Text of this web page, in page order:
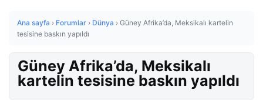
Ana sayfa › Forumlar › Dünya › Güney Afrika’da, Meksikalı kartelin
tesisine baskın yapıldı
Güney Afrika’da, Meksikalı
kartelin tesisine baskın yapıldı